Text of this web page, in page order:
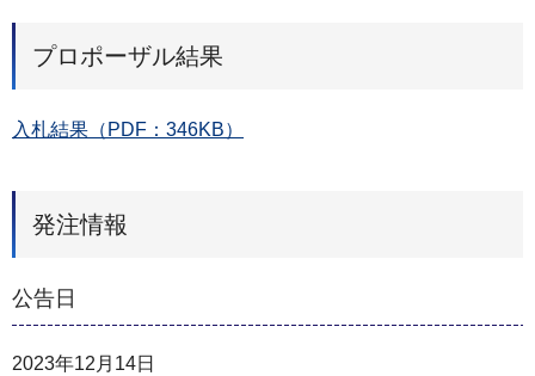
プロポーザル結果
入札結果（PDF：346KB）
発注情報
公告日
2023年12月14日